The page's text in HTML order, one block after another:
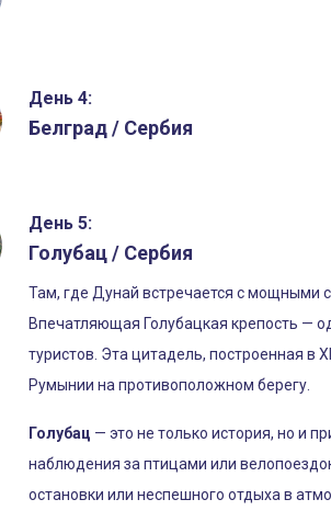
День 4:
Белград / Сербия
День 5:
Голубац / Сербия
Там, где Дунай встречается с мощными
Впечатляющая Голубацкая крепость —
туристов. Эта цитадель, построенная в
Румынии на противоположном берегу.
Голубац — это не только история, но и
наблюдения за птицами или
остановки или неспешного отдыха в